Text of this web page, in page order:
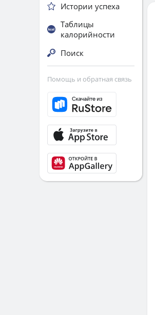
Истории успеха
Таблицы
калорийности
Поиск
Помощь и обратная связь